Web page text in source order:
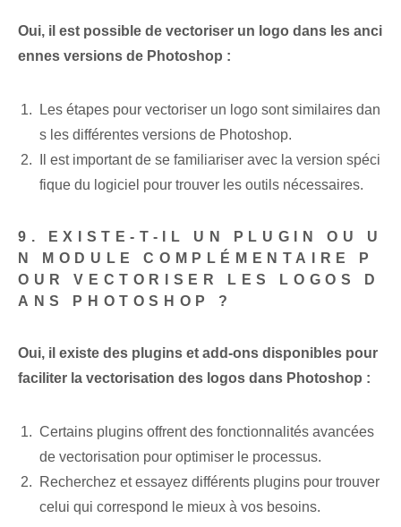
Oui, il est possible de vectoriser un logo dans les anci
ennes versions de Photoshop :
Les étapes pour vectoriser un logo sont similaires dan
s les différentes versions de Photoshop.
Il est important de se familiariser avec la version spéci
fique du logiciel pour trouver les outils nécessaires.
9. EXISTE-T-IL UN PLUGIN OU U
N MODULE COMPLÉMENTAIRE P
OUR VECTORISER LES LOGOS D
ANS PHOTOSHOP ?
Oui, il existe des plugins et add-ons disponibles pour
faciliter la vectorisation des logos dans Photoshop :
Certains plugins offrent des fonctionnalités avancées
de vectorisation pour optimiser le processus.
Recherchez et essayez différents plugins pour trouver
celui qui correspond le mieux à vos besoins.